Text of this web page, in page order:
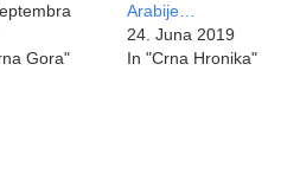
Gora"
Arabije…
24. Juna 2019
In "Crna Hronika"